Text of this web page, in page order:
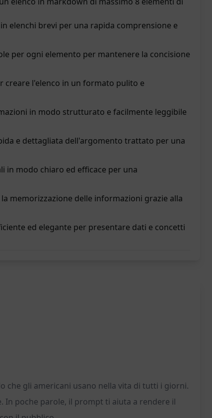
elenchi brevi per una rapida comprensione e
per ogni elemento per mantenere la concisione
creare l'elenco in un formato pulito e
in modo strutturato e facilmente leggibile
e dettagliata dell'argomento trattato per una
in modo chiaro ed efficace per una
memorizzazione delle informazioni grazie alla
ed elegante per presentare dati e concetti
gli americani usano nella vita di tutti i giorni.
poche parole, il prompt ti aiuta a rendere il